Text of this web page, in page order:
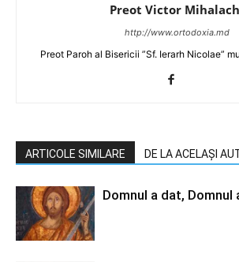
Preot Victor
http://www.ortodoxia.md
Preot Paroh al Bisericii ”Sf. Ierarh Nicolae”
ARTICOLE SIMILARE DE LA ACELAȘI
Domnul a dat, Domnul